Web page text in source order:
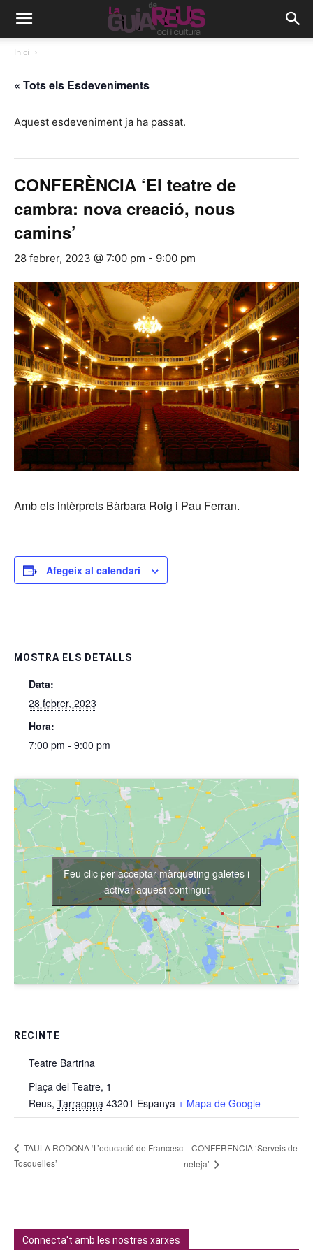
Inici
« Tots els Esdeveniments
Aquest esdeveniment ja ha passat.
CONFERÈNCIA ‘El teatre de
cambra: nova creació, nous
camins’
28 febrer, 2023 @ 7:00 pm - 9:00 pm
Amb els intèrprets Bàrbara Roig i Pau Ferran.
Afegeix al calendari
MOSTRA ELS DETALLS
Data:
28 febrer, 2023
Hora:
7:00 pm - 9:00 pm
RECINTE
Teatre Bartrina
Plaça del Teatre, 1
Reus, Tarragona 43201 Espanya + Mapa de Google
Feu clic per acceptar màrqueting galetes i
activar aquest contingut
TAULA RODONA ‘L’educació de Francesc
Tosquelles’
CONFERÈNCIA ‘Serveis de
neteja’
Connecta't amb les nostres xarxes